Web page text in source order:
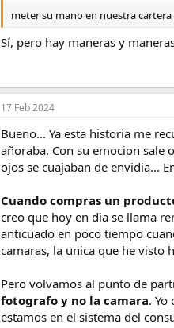
meter su mano en nuestra
Sí, pero hay maneras y
17 Feb 2024
Bueno... Ya esta historia me
añoraba. Con su emocion
ojos se cuajaban de envidia...
Cuando compras un
creo que hoy en dia se llama
anticuado en poco tiempo
camaras, la unica que he visto
Pero volvamos al punto de
fotografo y no la camara.
estamos en el sistema del